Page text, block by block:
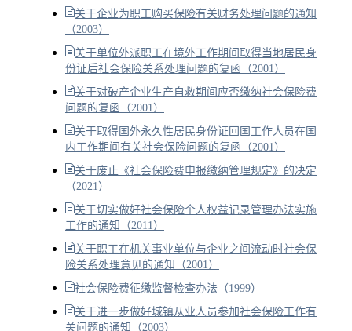
关于企业为职工购买保险有关财务处理问题的通知
（2003）
关于单位外派职工在境外工作期间取得当地居民身
份证后社会保险关系处理问题的复函（2001）
关于对破产企业生产自救期间应否缴纳社会保险费
问题的复函（2001）
关于取得国外永久性居民身份证回国工作人员在国
内工作期间有关社会保险问题的复函（2001）
关于废止《社会保险费申报缴纳管理规定》的决定
（2021）
关于切实做好社会保险个人权益记录管理办法实施
工作的通知（2011）
关于职工在机关事业单位与企业之间流动时社会保
险关系处理意见的通知（2001）
社会保险费征缴监督检查办法（1999）
关于进一步做好城镇从业人员参加社会保险工作有
关问题的通知（2003）